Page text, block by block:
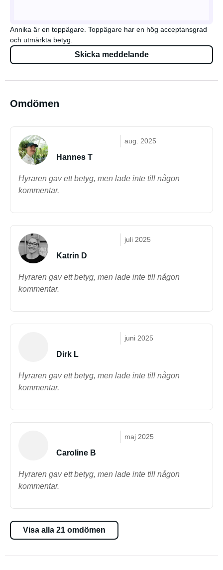
Annika är en toppägare. Toppägare har en hög acceptansgrad
och utmärkta betyg.
Skicka meddelande
Omdömen
aug. 2025
Hannes T
Hyraren gav ett betyg, men lade inte till någon
kommentar.
juli 2025
Katrin D
Hyraren gav ett betyg, men lade inte till någon
kommentar.
juni 2025
Dirk L
Hyraren gav ett betyg, men lade inte till någon
kommentar.
maj 2025
Caroline B
Hyraren gav ett betyg, men lade inte till någon
kommentar.
Visa alla 21 omdömen